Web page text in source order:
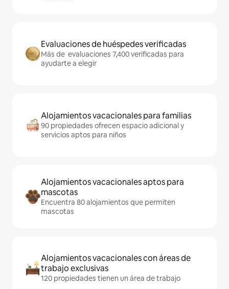
Evaluaciones de huéspedes verificadas
Más de evaluaciones 7,400 verificadas para
ayudarte a elegir
Alojamientos vacacionales para familias
90 propiedades ofrecen espacio adicional y
servicios aptos para niños
Alojamientos vacacionales aptos para
mascotas
Encuentra 80 alojamientos que permiten
mascotas
Alojamientos vacacionales con áreas de
trabajo exclusivas
120 propiedades tienen un área de trabajo